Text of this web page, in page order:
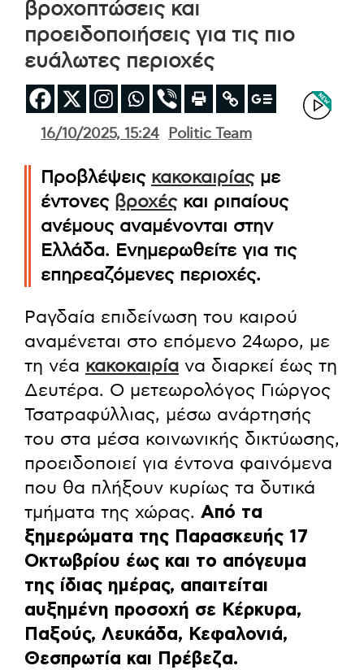
βροχοπτώσεις και
προειδοποιήσεις για τις πιο
ευάλωτες περιοχές
16/10/2025, 15:24 Politic Team
Προβλέψεις κακοκαιρίαςμε
έντονες βροχέςκαι ριπαίους
ανέμους αναμένονται στην
Ελλάδα. Ενημερωθείτε για τις
επηρεαζόμενες περιοχές.
Ραγδαία επιδείνωση του καιρού
αναμένεται στο επόμενο 24ωρο, με
τη νέα κακοκαιρία να διαρκεί έως τη
Δευτέρα. Ο μετεωρολόγος Γιώργος
Τσατραφύλλιας, μέσω ανάρτησής
του στα μέσα κοινωνικής δικτύωσης,
προειδοποιεί για έντονα φαινόμενα
που θα πλήξουν κυρίως τα δυτικά
τμήματα της χώρας. Από τα
ξημερώματα της Παρασκευής 17
Οκτωβρίου έως και το απόγευμα
της ίδιας ημέρας, απαιτείται
αυξημένη προσοχή σε Κέρκυρα,
Παξούς, Λευκάδα, Κεφαλονιά,
Θεσπρωτία και Πρέβεζα.